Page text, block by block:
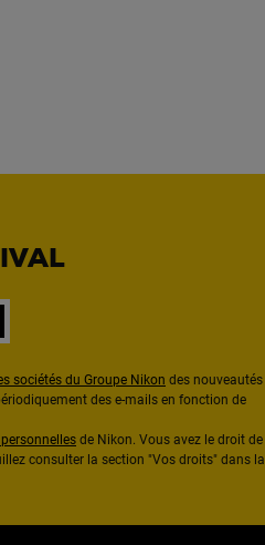
sociétés du Groupe Nikon des nouveautés
des e-mails en fonction de
de Nikon. Vous avez le droit de
consulter la section "Vos droits" dans la